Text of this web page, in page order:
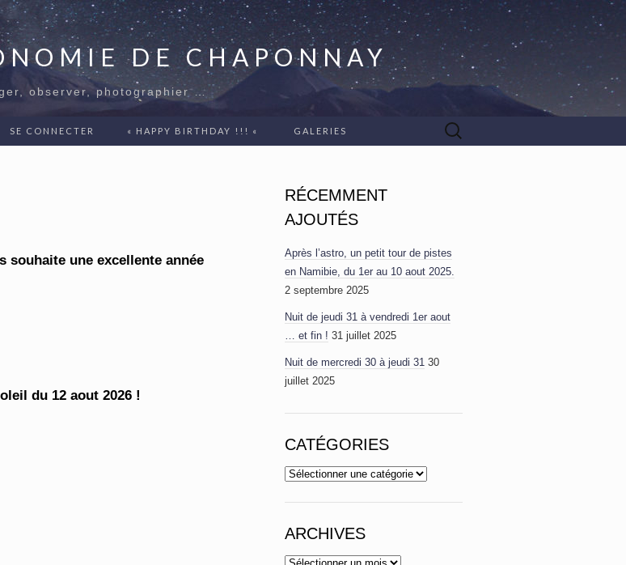
DE CHAPONNAY
observer, photographier …
SE CONNECTER « HAPPY BIRTHDAY !!! « GALERIES Rechercher :
souhaite une excellente année
du 12 aout 2026 !
RÉCEMMENT
AJOUTÉS
Après l’astro, un petit tour de pistes
en Namibie, du 1er au 10 aout 2025.
2 septembre 2025
Nuit de jeudi 31 à vendredi 1er aout
… et fin ! 31 juillet 2025
Nuit de mercredi 30 à jeudi 31 30
juillet 2025
CATÉGORIES
Catégories
ARCHIVES